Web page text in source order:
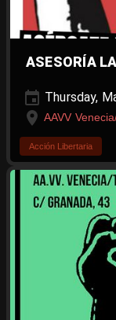
ASESORÍA
Thursday,
AAVV
Acción Libertaria